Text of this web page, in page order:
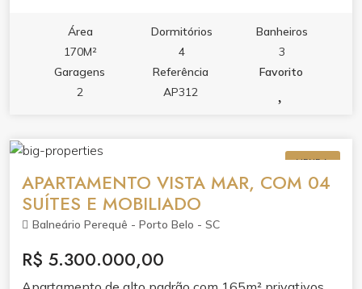
varanda gourmet e churrasqueira, cozinha planejada e
ar condicionado garantem praticidade e bem-estar. O
lazer do condomínio completa a experiência com
academia, sala de jogos, salão de festas e espaço
Área
170M²
Dormitórios
4
Banheiros
3
Garagens
2
Referência
AP312
Favorito
VENDA
APARTAMENTO VISTA MAR, COM 04
SUÍTES E MOBILIADO
Balneário Perequê - Porto Belo - SC
R$ 5.300.000,00